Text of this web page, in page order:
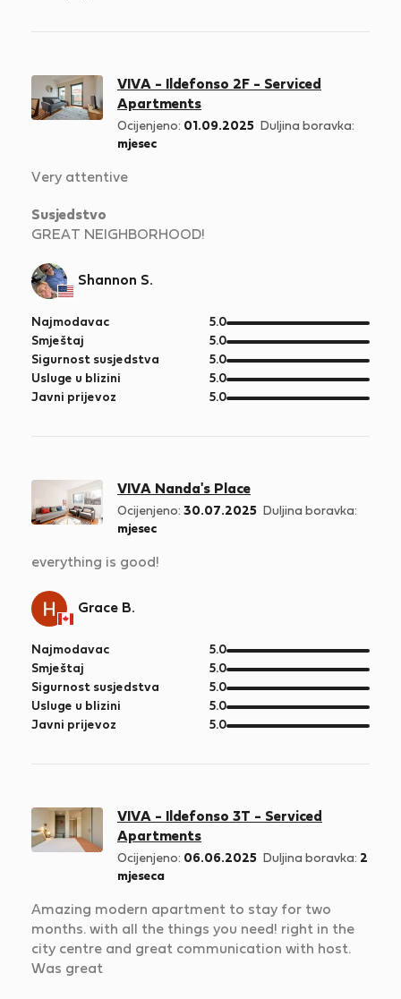
VIVA - Ildefonso 2F - Serviced
Apartments
Ocijenjeno: 01.09.2025
Duljina boravka:
mjesec
Very attentive
Susjedstvo
GREAT NEIGHBORHOOD!
Shannon S.
Najmodavac 5.0od
5
Smještaj 5.0od
5
Sigurnost susjedstva 5.0od
5
Usluge u blizini 5.0od
5
Javni prijevoz 5.0od
VIVA Nanda's Place
Ocijenjeno: 30.07.2025
Duljina boravka:
mjesec
everything is good!
Grace B.
Najmodavac 5.0od
5
Smještaj 5.0od
5
Sigurnost susjedstva 5.0od
5
Usluge u blizini 5.0od
5
Javni prijevoz 5.0od
VIVA - Ildefonso 3T - Serviced
Apartments
Ocijenjeno: 06.06.2025 Duljina boravka: 2
mjeseca
Amazing modern apartment to stay for two
months. with all the things you need! right in the
city centre and great communication with host.
Was great